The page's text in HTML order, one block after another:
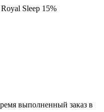
Sleep 15%
выполненный заказ в